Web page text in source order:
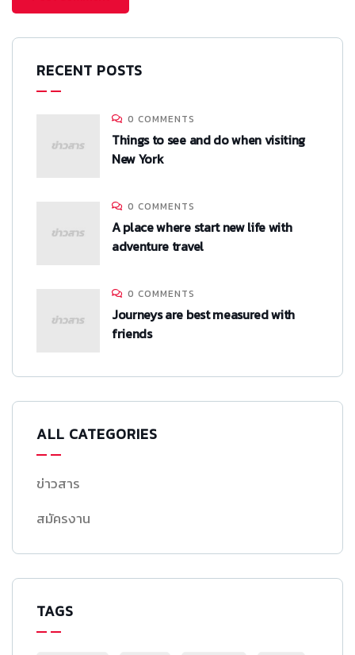
RECENT POSTS
0 COMMENTS
Things to see and do when visiting
New York
0 COMMENTS
A place where start new life with
adventure travel
0 COMMENTS
Journeys are best measured with
friends
ALL CATEGORIES
ข่าวสาร
สมัครงาน
TAGS